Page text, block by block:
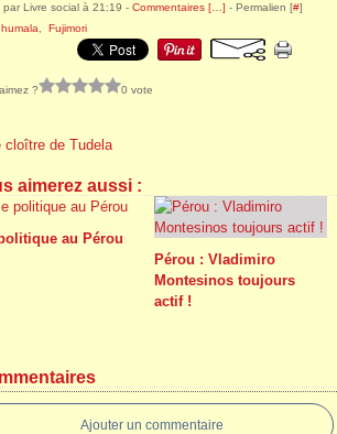
par Livre social à 21:19 - Commentaires [ ] - Permalien [#]
humala Fujimori
? 0 vote
cloître de Tudela
aimerez aussi :
au Pérou
Pérou : Vladimiro
Montesinos toujours
actif !
Ajouter un commentaire